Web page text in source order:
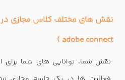
نقش های مختلف کلاس مجازی در
adobe connect )
نقش شما، توانایی های شما برای